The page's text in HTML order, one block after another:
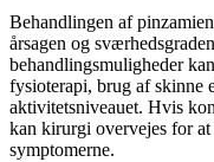
Behandlingen af
årsagen og
behandlingsmuligheder
fysioterapi, brug af skinne
aktivitetsniveauet. Hvis
kan kirurgi overvejes for
symptomerne.